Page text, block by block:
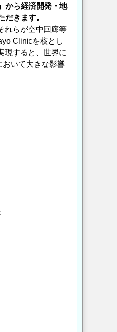
から経済開発・地
きます。
れらが空中回廊等
Clinicを核とし
現すると、世界に
おいて大きな影響